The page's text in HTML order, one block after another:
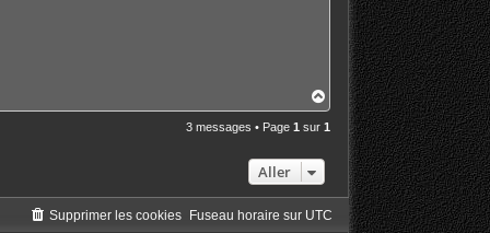
a
u
3 messages • Page 1 sur 1
Aller
Fuseau horaire sur UTC
Supprimer les cookies